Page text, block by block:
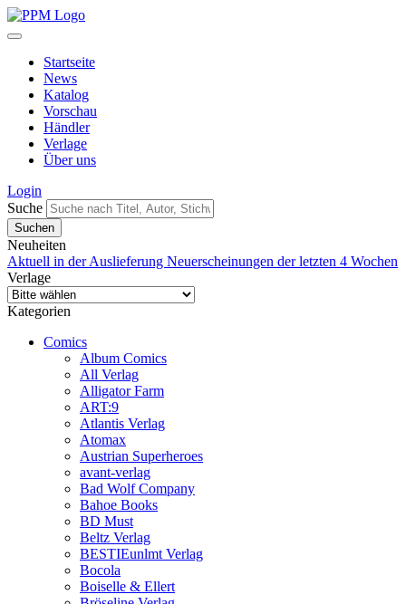
Startseite
News
Katalog
Vorschau
Händler
Verlage
Über uns
Login
Suche
Neuheiten
Aktuell in der Auslieferung Neuerscheinungen der letzten 4 Wochen
Verlage
Kategorien
Comics
Album Comics
All Verlag
Alligator Farm
ART:9
Atlantis Verlag
Atomax
Austrian Superheroes
avant-verlag
Bad Wolf Company
Bahoe Books
BD Must
Beltz Verlag
BESTIEunlmt Verlag
Bocola
Boiselle & Ellert